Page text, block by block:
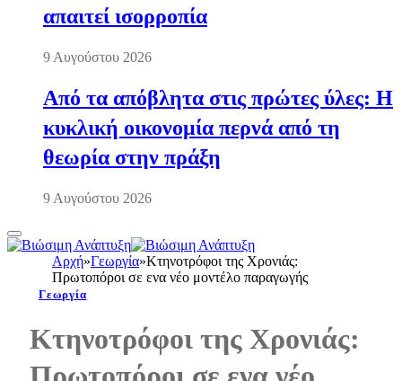
απαιτεί ισορροπία
9 Αυγούστου 2026
Από τα απόβλητα στις πρώτες ύλες: Η
κυκλική οικονομία περνά από τη
θεωρία στην πράξη
9 Αυγούστου 2026
Αρχή»Γεωργία»Κτηνοτρόφοι της Χρονιάς:
Πρωτοπόροι σε ενα νέο μοντέλο παραγωγής
Γεωργία
Κτηνοτρόφοι της Χρονιάς: